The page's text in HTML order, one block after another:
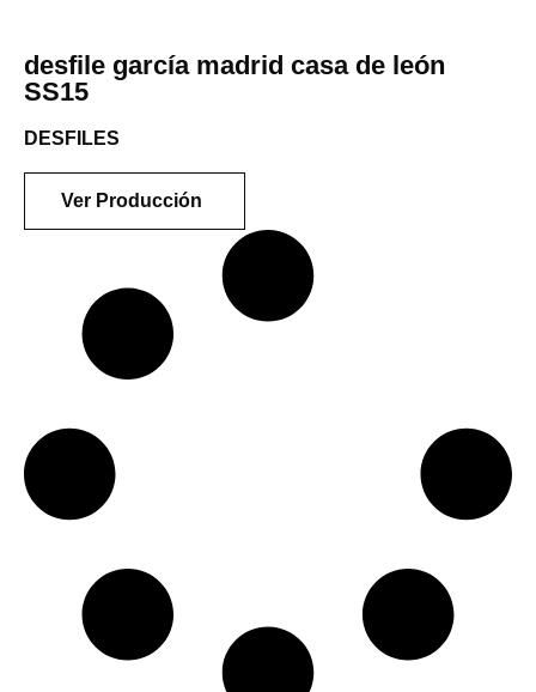
desfile garcía madrid casa de león
SS15
DESFILES
Ver Producción